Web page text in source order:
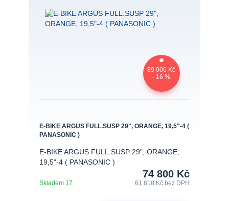
89 000 Kč
- 16 %
E-BIKE ARGUS FULL.SUSP 29", ORANGE, 19,5"-4 (
PANASONIC )
E-BIKE ARGUS FULL.SUSP 29", ORANGE,
19,5"-4 ( PANASONIC )
74 800 Kč
61 818 Kč bez DPH
Skladem 17